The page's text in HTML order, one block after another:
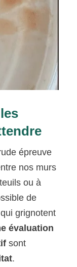
épreuve
nos murs
ou à
de
grignotent
évaluation
sont
.